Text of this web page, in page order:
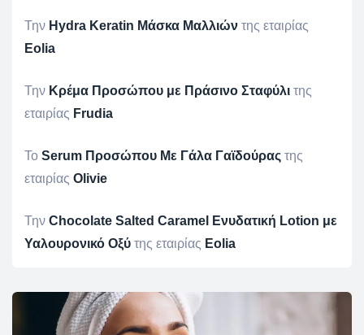
Την Hydra Keratin Μάσκα Μαλλιών της εταιρίας
Eolia
Την Κρέμα Προσώπου με Πράσινο Σταφύλι της
εταιρίας Frudia
To Serum Προσώπου Με Γάλα Γαϊδούρας της
εταιρίας Olivie
Την Chocolate Salted Caramel Ενυδατική Lotion με
Υαλουρονικό Οξύ της εταιρίας Eolia